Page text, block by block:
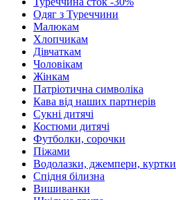
Одяг з Туреччини
Малюкам
Хлопчикам
Дівчаткам
Чоловікам
Жінкам
Патріотична символіка
Кава від наших партнерів
Сукні дитячі
Костюми дитячі
Футболки, сорочки
Піжами
Водолазки, джемпери, куртки
Спідня білизна
Вишиванки